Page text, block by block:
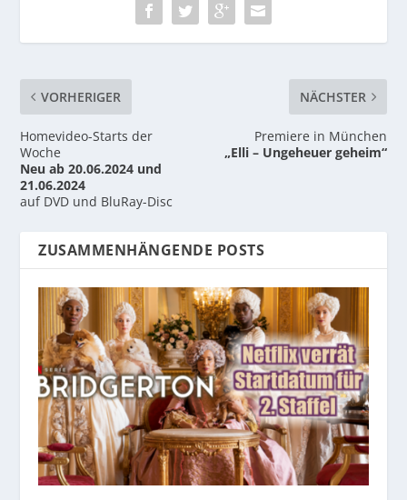
VORHERIGER
Homevideo-Starts der
Woche
Neu ab 20.06.2024 und
21.06.2024
auf DVD und BluRay-Disc
NÄCHSTER
Premiere in München
„Elli – Ungeheuer geheim“
ZUSAMMENHÄNGENDE POSTS